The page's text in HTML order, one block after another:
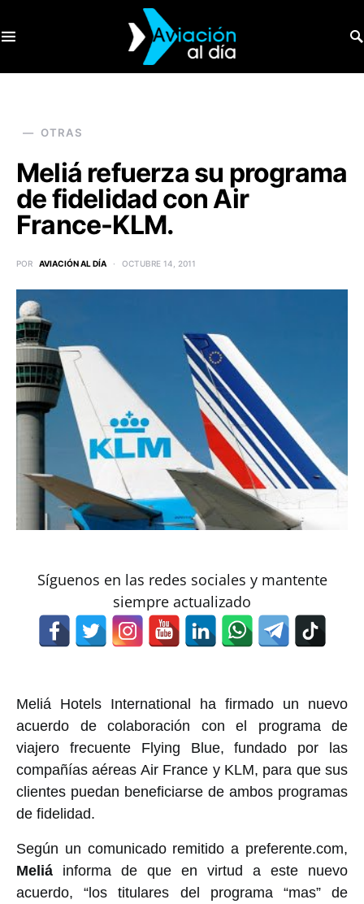
OTRAS
Meliá refuerza su programa
de fidelidad con Air
France-KLM.
POR AVIACIÓN AL DÍA OCTUBRE 14, 2011
Síguenos en las redes sociales y mantente
siempre actualizado
Meliá Hotels International ha firmado un nuevo
acuerdo de colaboración con el programa de
viajero frecuente Flying Blue, fundado por las
compañías aéreas Air France y KLM, para que sus
clientes puedan beneficiarse de ambos programas
de fidelidad.
Según un comunicado remitido a preferente.com,
Meliá informa de que en virtud a este nuevo
acuerdo, “los titulares del programa “mas” de